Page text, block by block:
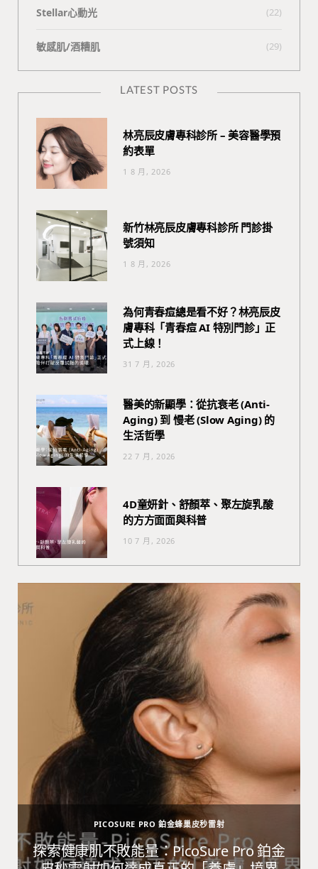
Stellar心動光 (22)
敏感肌/酒糟肌 (29)
LATEST POSTS
林亮辰皮膚專科診所 – 美容醫學預
約表單
1 8 月, 2026
新竹林亮辰皮膚專科診所 門診掛
號須知
1 8 月, 2026
為何青春痘總是看不好？林亮辰皮
膚專科「青春痘 AI 特別門診」正
式上線！
31 7 月, 2026
醫美的新顯學：從抗衰老 (Anti-
Aging) 到 慢老 (Slow Aging) 的
生活哲學
22 7 月, 2026
4D童妍針、舒顏萃、聚左旋乳酸
的方方面面與科普
10 7 月, 2026
PICOSURE PRO 鉑金蜂巢皮秒雷射
探索健康肌不敗能量：PicoSure Pro 鉑金